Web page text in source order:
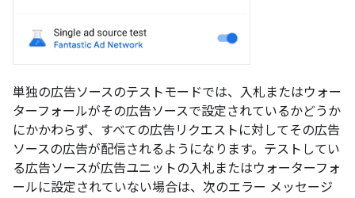
単独の広告ソースのテストモードでは、入札またはウォー
ターフォールがその広告ソースで設定されているかどうか
にかかわらず、すべての広告リクエストに対してその広告
ソースの広告が配信されるようになります。テストしてい
る広告ソースが広告ユニットの入札またはウォーターフォ
ールに設定されていない場合は、次のエラー メッセージ